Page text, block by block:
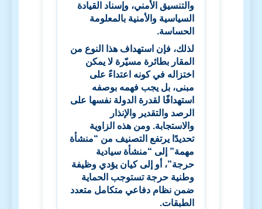
والتنسيق الأمني، وإسناد القيادة
السياسية والأمنية بالمعلومة
الحساسة.
لذلك، فإن استهداف هذا النوع من
المقار بطائرة مسيّرة لا يمكن
اختزاله في كونه اعتداءً على
مبنى، بل يجب فهمه بوصفه
استهدافًا لقدرة الدولة نفسها على
الرصد والتقدير والإنذار
والاستجابة. ومن هذه الزاوية
تحديدًا يرتفع التصنيف من “منشأة
مهمة” إلى “منشأة سيادية
حرجة”، أو إلى كيان يؤدي وظيفة
وطنية حرجة تستوجب الحماية
ضمن نظام دفاعي متكامل متعدد
الطبقات.